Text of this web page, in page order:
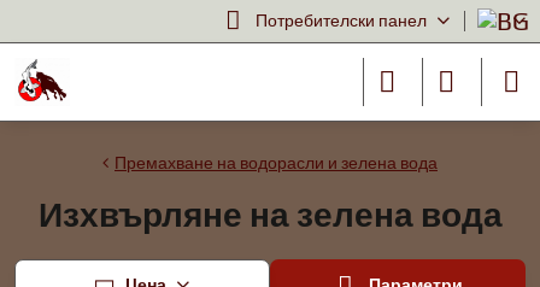
Потребителски панел
Премахване на водорасли и зелена вода
Изхвърляне на зелена вода